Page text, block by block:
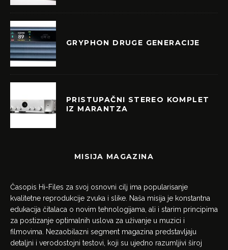
GRYPHON DRUGE GENERACIJE
PRISTUPAČNI STEREO KOMPLET
IZ MARANTZA
MISIJA MAGAZINA
Časopis Hi-Files za svoj osnovni cilj ima popularisanje
kvalitetne reprodukcije zvuka i slike. Naša misija je konstantna
edukacija čitalaca o novim tehnologijama, ali i starim principima
za postizanje optimalnih uslova za uživanje u muzici i
filmovima. Nezaobilazni segment magazina predstavljaju
detaljni i verodostojni testovi, koji su ujedno razumljivi široj